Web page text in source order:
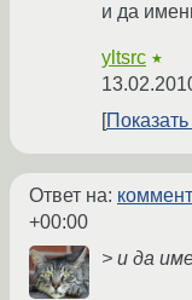
и да
yltsrc ★
Ответ на:
+00:00
> и да